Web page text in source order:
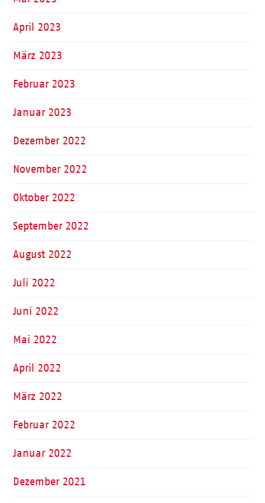
April 2023
März 2023
Februar 2023
Januar 2023
Dezember 2022
November 2022
Oktober 2022
September 2022
August 2022
Juli 2022
Juni 2022
Mai 2022
April 2022
März 2022
Februar 2022
Januar 2022
Dezember 2021